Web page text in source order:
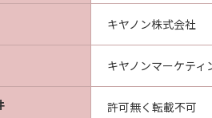
キヤノン株式会社
キヤノンマーケテ
許可無く転載不可